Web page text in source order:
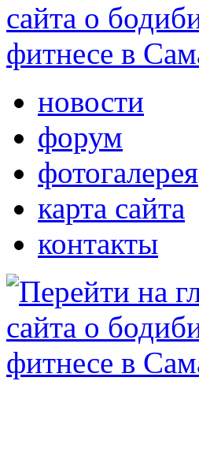
новости
форум
фотогалерея
карта сайта
контакты